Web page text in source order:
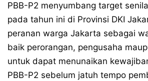
PBB-P2 menyumbang target
pada tahun ini di Provinsi DKI
peranan warga Jakarta sebagai
baik perorangan, pengusaha
untuk dapat menunaikan
PBB-P2 sebelum jatuh tempo